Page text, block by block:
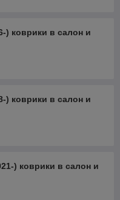
) коврики в салон и
) коврики в салон и
) коврики в салон и